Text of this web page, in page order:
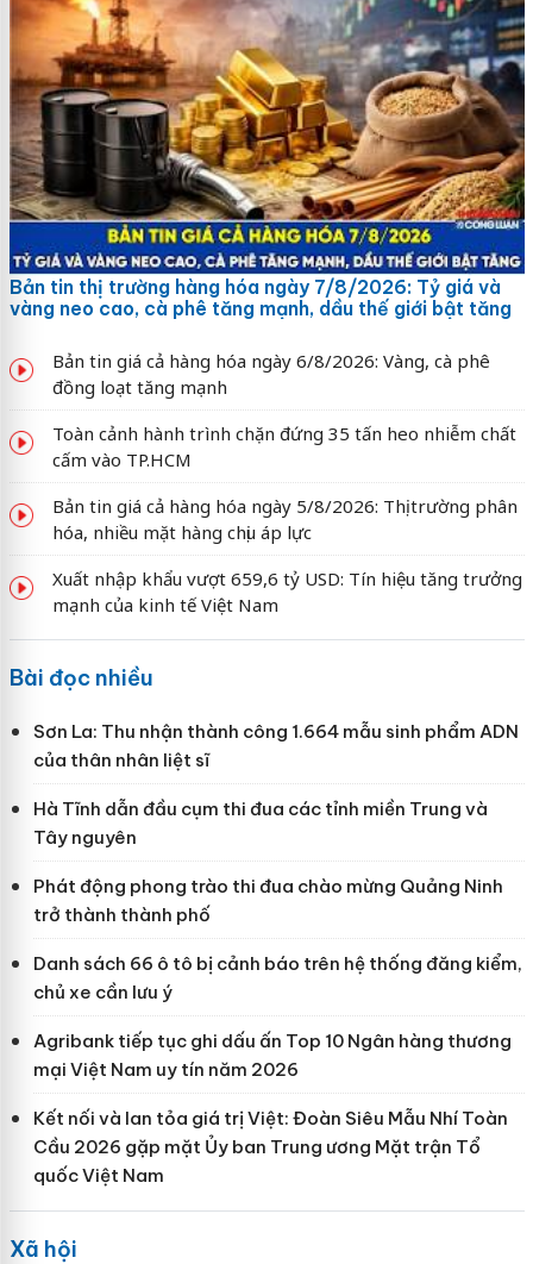
Bản tin thị trường hàng hóa ngày 7/8/2026: Tỷ giá và
vàng neo cao, cà phê tăng mạnh, dầu thế giới bật tăng
Bản tin giá cả hàng hóa ngày 6/8/2026: Vàng, cà phê
đồng loạt tăng mạnh
Toàn cảnh hành trình chặn đứng 35 tấn heo nhiễm chất
cấm vào TP.HCM
Bản tin giá cả hàng hóa ngày 5/8/2026: Thị trường phân
hóa, nhiều mặt hàng chịu áp lực
Xuất nhập khẩu vượt 659,6 tỷ USD: Tín hiệu tăng trưởng
mạnh của kinh tế Việt Nam
Bài đọc nhiều
Sơn La: Thu nhận thành công 1.664 mẫu sinh phẩm ADN
của thân nhân liệt sĩ
Hà Tĩnh dẫn đầu cụm thi đua các tỉnh miền Trung và
Tây nguyên
Phát động phong trào thi đua chào mừng Quảng Ninh
trở thành thành phố
Danh sách 66 ô tô bị cảnh báo trên hệ thống đăng kiểm,
chủ xe cần lưu ý
Agribank tiếp tục ghi dấu ấn Top 10 Ngân hàng thương
mại Việt Nam uy tín năm 2026
Kết nối và lan tỏa giá trị Việt: Đoàn Siêu Mẫu Nhí Toàn
Cầu 2026 gặp mặt Ủy ban Trung ương Mặt trận Tổ
quốc Việt Nam
Xã hội